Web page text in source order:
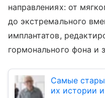
направлениях: от
до экстремального
имплантатов,
гормонального фона и
Самые
их истории